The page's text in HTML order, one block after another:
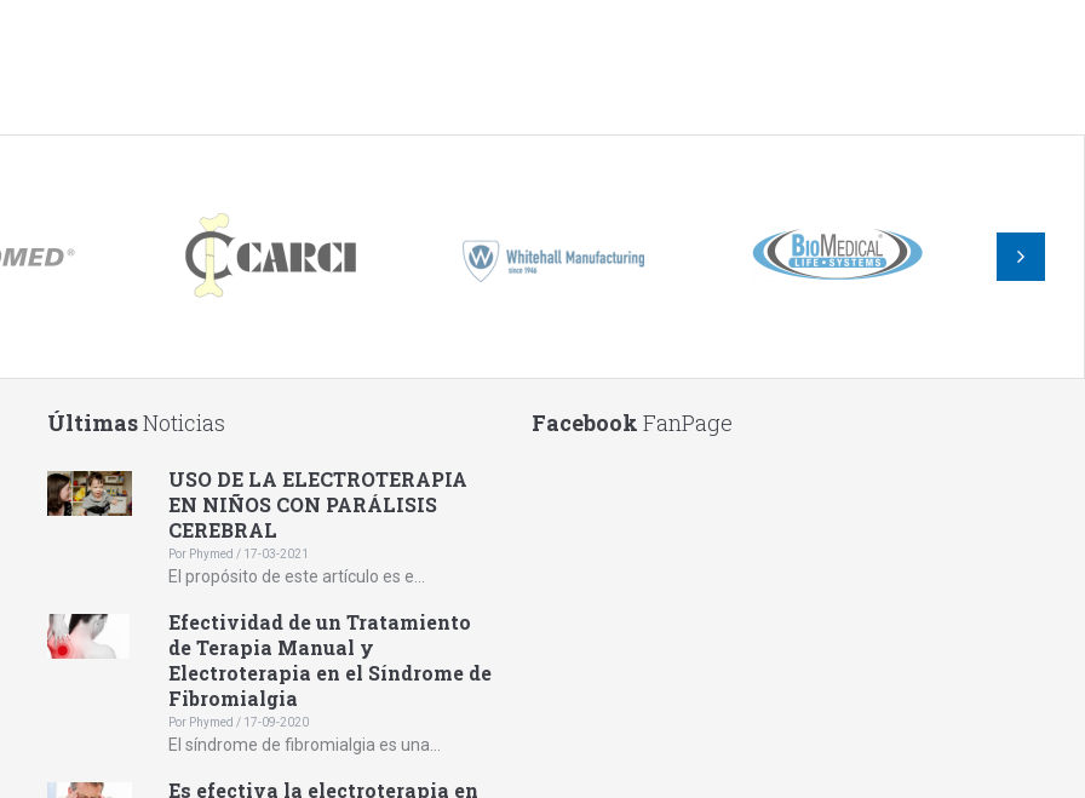
ÚltimasNoticias
USO DE LA ELECTROTERAPIA
EN NIÑOS CON PARÁLISIS
CEREBRAL
Por Phymed / 17-03-2021
El propósito de este artículo es e...
Efectividad de un Tratamiento
de Terapia Manual y
Electroterapia en el Síndrome de
Fibromialgia
Por Phymed / 17-09-2020
El síndrome de fibromialgia es una...
Es efectiva la electroterapia en
Facebook FanPage